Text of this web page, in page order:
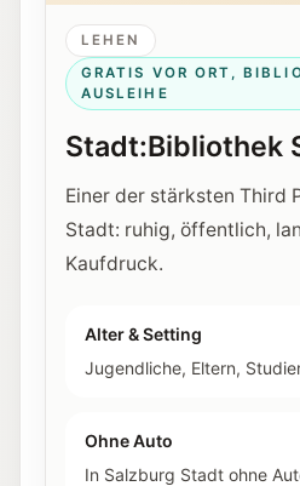
LEHEN
GRATIS VOR ORT,
AUSLEIHE
Stadt:Bibliothek
Einer der stärksten Third
Stadt: ruhig, öffentlich,
Kaufdruck.
Alter & Setting
Jugendliche, Eltern,
Ohne Auto
In Salzburg Stadt ohne